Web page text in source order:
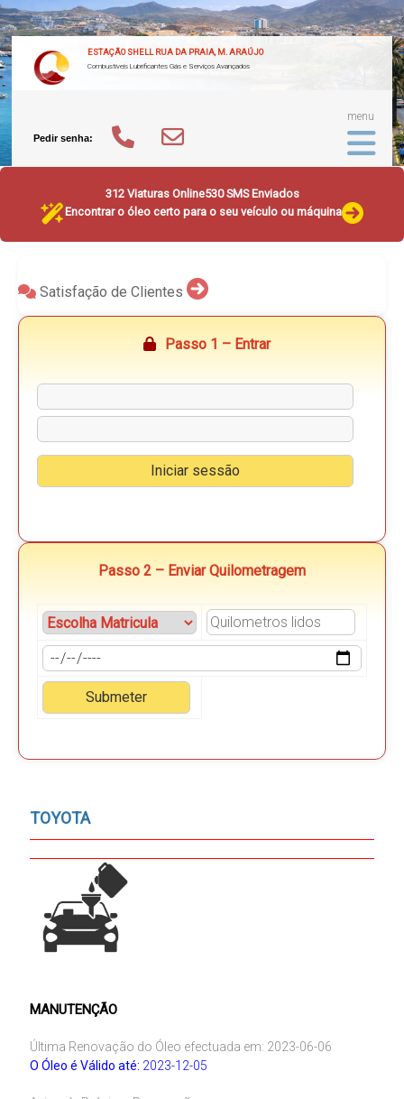
ESTAÇÃO SHELL RUA DA PRAIA, M. ARAÚJO
Combustíveis Lubrificantes Gás e Serviços Avançados
menu
Pedir senha:
312 Viaturas Online530 SMS Enviados
Encontrar o óleo certo para o seu veículo ou máquina
Satisfação de Clientes
Passo 1 – Entrar
Passo 2 – Enviar Quilometragem
TOYOTA
MANUTENÇÃO
Última Renovação do Óleo efectuada em: 2023-06-06
O Óleo é Válido até: 2023-12-05